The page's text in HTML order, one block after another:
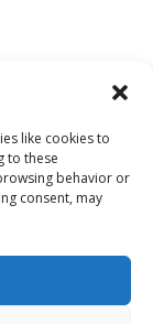
like cookies to
to these
behavior or
consent, may